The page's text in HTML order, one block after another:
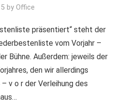
byOffice
präsentiert“ steht der
vom Vorjahr –
Bühne. Außerdem: jeweils der
den wir allerdings
v o r der Verleihung des